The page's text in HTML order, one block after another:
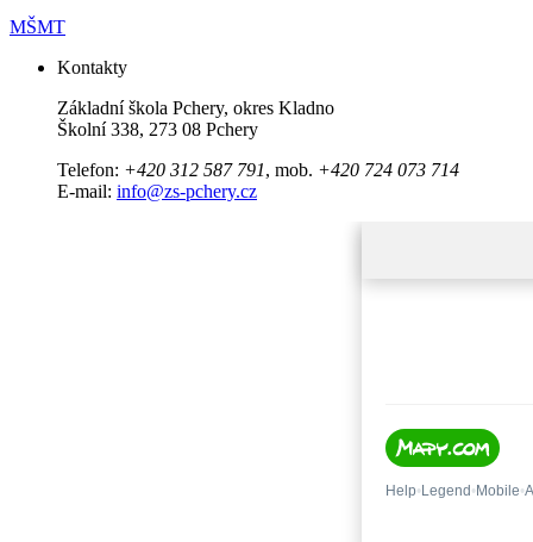
MŠMT
Kontakty
Základní škola Pchery, okres Kladno
Školní 338, 273 08 Pchery
Telefon: +420 312 587 791, mob. +420 724 073 714
E-mail: info@zs-pchery.cz